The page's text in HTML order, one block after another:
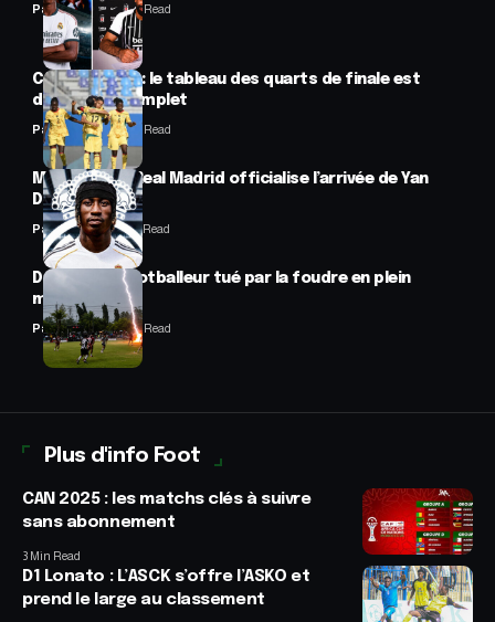
Panafrofoot2 Min Read
CAN féminine : le tableau des quarts de finale est
désormais complet
Panafrofoot2 Min Read
Mercato : Le Real Madrid officialise l’arrivée de Yan
Diomandé
Panafrofoot1 Min Read
Drame : un footballeur tué par la foudre en plein
match
Panafrofoot2 Min Read
Plus d'info Foot
CAN 2025 : les matchs clés à suivre
sans abonnement
3 Min Read
D1 Lonato : L’ASCK s’offre l’ASKO et
prend le large au classement